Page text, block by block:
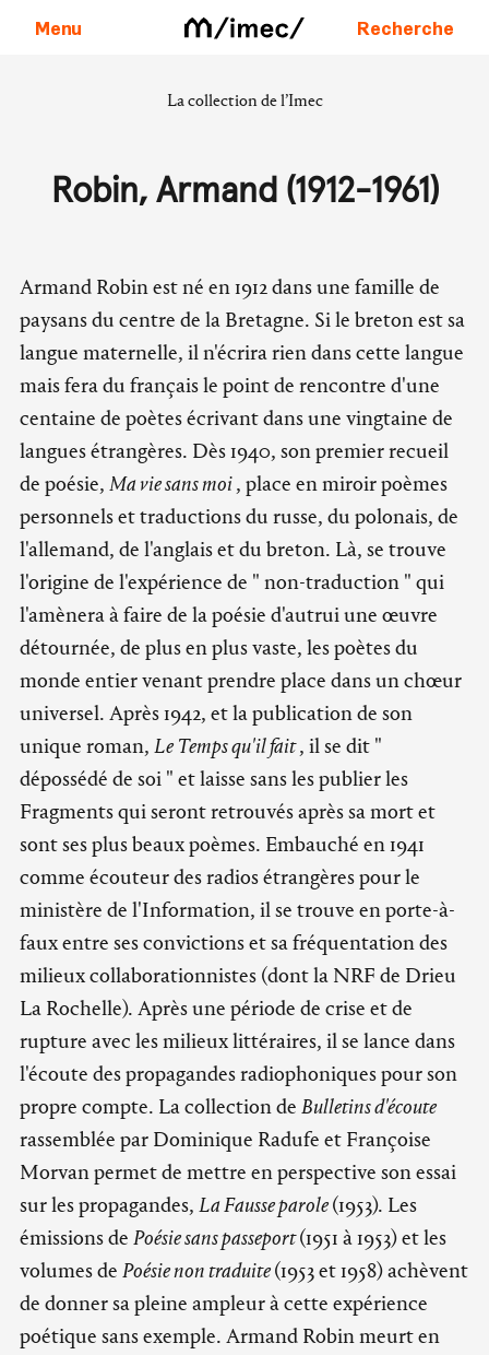
Menu Recherche
La collection de l’Imec
Robin, Armand (1912-1961)
Armand Robin est né en 1912 dans une famille de
paysans du centre de la Bretagne. Si le breton est sa
langue maternelle, il n'écrira rien dans cette langue
mais fera du français le point de rencontre d'une
centaine de poètes écrivant dans une vingtaine de
langues étrangères. Dès 1940, son premier recueil
de poésie, Ma vie sans moi, place en miroir poèmes
personnels et traductions du russe, du polonais, de
l'allemand, de l'anglais et du breton. Là, se trouve
l'origine de l'expérience de " non-traduction " qui
l'amènera à faire de la poésie d'autrui une œuvre
détournée, de plus en plus vaste, les poètes du
monde entier venant prendre place dans un chœur
universel. Après 1942, et la publication de son
unique roman, Le Temps qu'il fait, il se dit "
dépossédé de soi " et laisse sans les publier les
Fragments qui seront retrouvés après sa mort et
sont ses plus beaux poèmes. Embauché en 1941
comme écouteur des radios étrangères pour le
ministère de l'Information, il se trouve en porte-à-
faux entre ses convictions et sa fréquentation des
milieux collaborationnistes (dont la NRF de Drieu
La Rochelle). Après une période de crise et de
rupture avec les milieux littéraires, il se lance dans
l'écoute des propagandes radiophoniques pour son
propre compte. La collection de Bulletins d'écoute
rassemblée par Dominique Radufe et Françoise
Morvan permet de mettre en perspective son essai
sur les propagandes, La Fausse parole(1953). Les
émissions de Poésie sans passeport(1951 à 1953) et les
volumes de Poésie non traduite(1953 et 1958) achèvent
de donner sa pleine ampleur à cette expérience
poétique sans exemple. Armand Robin meurt en